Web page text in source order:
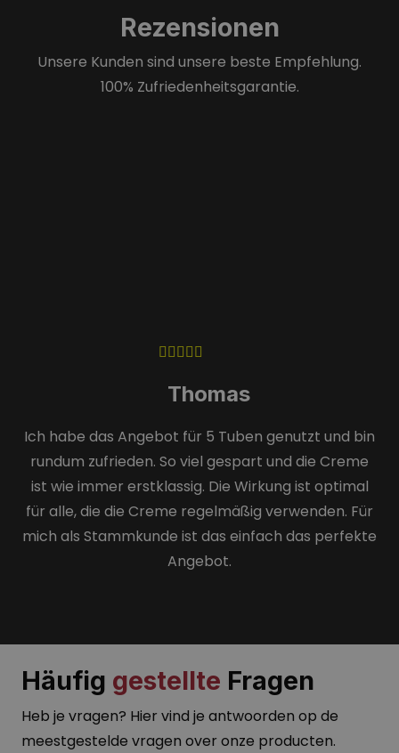
Rezensionen
Unsere Kunden sind unsere beste Empfehlung.
100% Zufriedenheitsgarantie.
Thomas
Ich habe das Angebot für 5 Tuben genutzt und bin
rundum zufrieden. So viel gespart und die Creme
ist wie immer erstklassig. Die Wirkung ist optimal
für alle, die die Creme regelmäßig verwenden. Für
mich als Stammkunde ist das einfach das perfekte
Angebot.
Häufig gestellte Fragen
Heb je vragen? Hier vind je antwoorden op de
meestgestelde vragen over onze producten.